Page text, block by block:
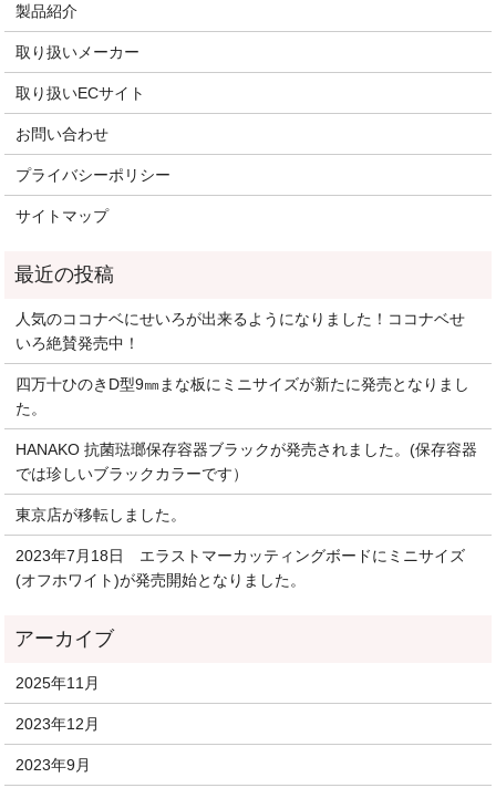
製品紹介
取り扱いメーカー
取り扱いECサイト
お問い合わせ
プライバシーポリシー
サイトマップ
人気のココナベにせいろが出来るようになりました！ココナベせ
いろ絶賛発売中！
四万十ひのきD型9㎜まな板にミニサイズが新たに発売となりまし
た。
HANAKO 抗菌琺瑯保存容器ブラックが発売されました。(保存容器
では珍しいブラックカラーです）
東京店が移転しました。
2023年7月18日 エラストマーカッティングボードにミニサイズ
(オフホワイト)が発売開始となりました。
2025年11月
2023年12月
2023年9月